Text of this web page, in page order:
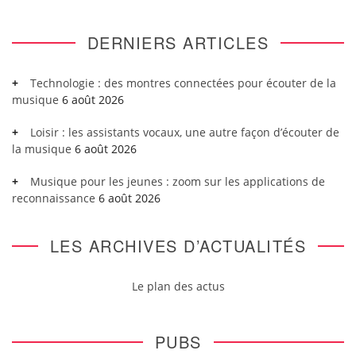
DERNIERS ARTICLES
Technologie : des montres connectées pour écouter de la
musique 6 août 2026
Loisir : les assistants vocaux, une autre façon d’écouter de
la musique 6 août 2026
Musique pour les jeunes : zoom sur les applications de
reconnaissance 6 août 2026
LES ARCHIVES D’ACTUALITÉS
Le plan des actus
PUBS